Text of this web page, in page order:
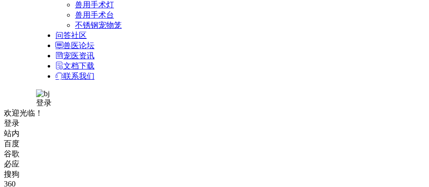
兽用手术灯
兽用手术台
不锈钢宠物笼
问答社区
兽医论坛
宠医资讯
文档下载
联系我们
登录
欢迎光临！
登录
站内
百度
谷歌
必应
搜狗
360